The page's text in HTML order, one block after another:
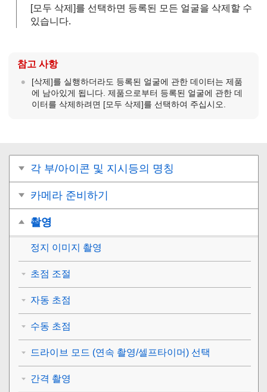
[모두 삭제]를 선택하면 등록된 모든 얼굴을 삭제할 수
있습니다.
참고 사항
[삭제]를 실행하더라도 등록된 얼굴에 관한 데이터는 제품
에 남아있게 됩니다. 제품으로부터 등록된 얼굴에 관한 데
이터를 삭제하려면 [모두 삭제]를 선택하여 주십시오.
각 부/아이콘 및 지시등의 명칭
카메라 준비하기
촬영
정지 이미지 촬영
초점 조절
자동 초점
수동 초점
드라이브 모드 (연속 촬영/셀프타이머) 선택
간격 촬영